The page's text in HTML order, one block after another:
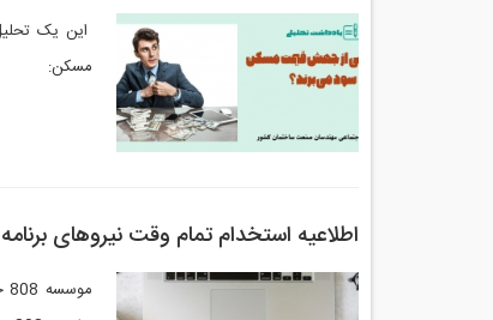
این یک
مسکن:
اطلاعیه استخدام تمام وقت نیروهای